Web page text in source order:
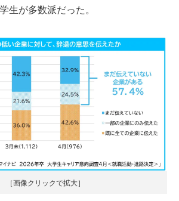
生が多数派だった。
［画像クリックで拡大］